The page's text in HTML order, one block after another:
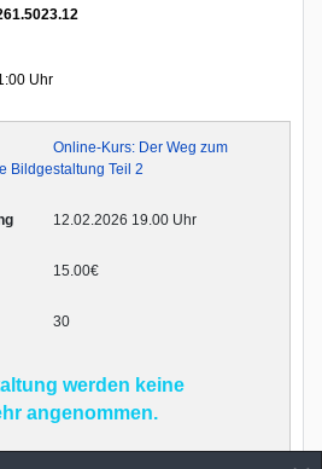
Uhr
Online-Kurs: Der Weg zum
Bildgestaltung Teil 2
12.02.2026 19.00 Uhr
15.00€
30
werden keine
angenommen.